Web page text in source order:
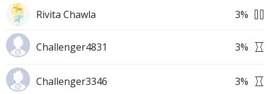
Rivita Chawla 3%
Challenger4831 3%
Challenger3346 3%